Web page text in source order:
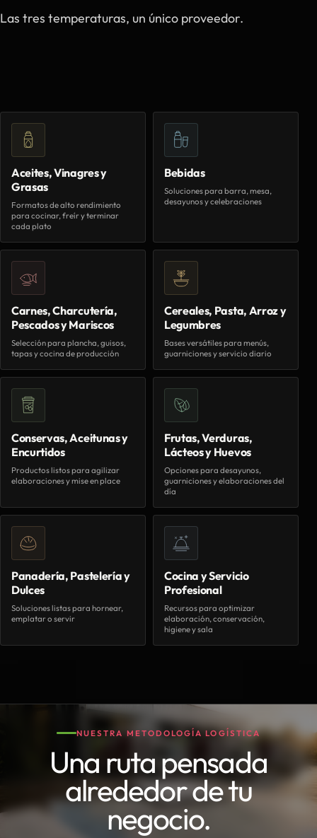
Las tres temperaturas, un único proveedor.
Aceites, Vinagres y
Grasas
Formatos de alto rendimiento
para cocinar, freír y terminar
cada plato
Bebidas
Soluciones para barra, mesa,
desayunos y celebraciones
Carnes, Charcutería,
Pescados y Mariscos
Selección para plancha, guisos,
tapas y cocina de producción
Cereales, Pasta, Arroz y
Legumbres
Bases versátiles para menús,
guarniciones y servicio diario
Conservas, Aceitunas y
Encurtidos
Productos listos para agilizar
elaboraciones y mise en place
Frutas, Verduras,
Lácteos y Huevos
Opciones para desayunos,
guarniciones y elaboraciones del
día
Panadería, Pastelería y
Dulces
Soluciones listas para hornear,
emplatar o servir
Cocina y Servicio
Profesional
Recursos para optimizar
elaboración, conservación,
higiene y sala
NUESTRA METODOLOGÍA LOGÍSTICA
Una ruta pensada
alrededor de tu
negocio.